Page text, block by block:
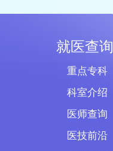
就医查询
重点专科
科室介绍
医师查询
医技前沿